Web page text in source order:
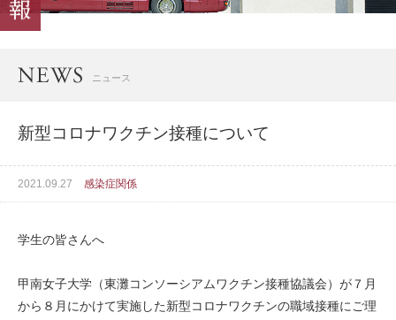
シ
ョ
ニュース
新型コロナワクチン接種について
2021.09.27 感染症関係
学生の皆さんへ
甲南女子大学（東灘コンソーシアムワクチン接種協議会）が７月
から８月にかけて実施した新型コロナワクチンの職域接種にご理